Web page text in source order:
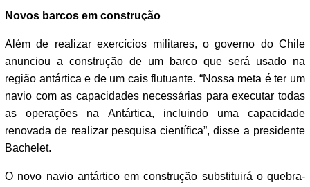
Novos barcos em construção
Além de realizar exercícios militares, o governo do Chile
anunciou a construção de um barco que será usado na
região antártica e de um cais flutuante. “Nossa meta é ter um
navio com as capacidades necessárias para executar todas
as operações na Antártica, incluindo uma capacidade
renovada de realizar pesquisa científica”, disse a presidente
Bachelet.
O novo navio antártico em construção substituirá o quebra-